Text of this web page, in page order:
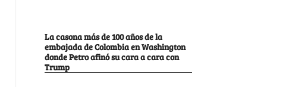
La casona más de 100 años de la
embajada de Colombia en Washington
donde Petro afinó su cara a cara con
Trump